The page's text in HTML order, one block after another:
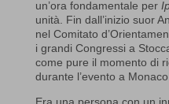
un’ora fondamentale per
unità. Fin dall’inizio suor
nel Comitato
i grandi Congressi a
come pure il momento di
durante l’evento a